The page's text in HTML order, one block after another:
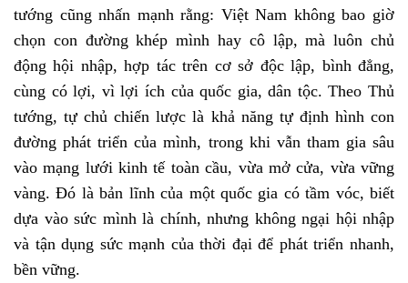
tướng cũng nhấn mạnh rằng: Việt Nam không bao giờ
chọn con đường khép mình hay cô lập, mà luôn chủ
động hội nhập, hợp tác trên cơ sở độc lập, bình đẳng,
cùng có lợi, vì lợi ích của quốc gia, dân tộc. Theo Thủ
tướng, tự chủ chiến lược là khả năng tự định hình con
đường phát triển của mình, trong khi vẫn tham gia sâu
vào mạng lưới kinh tế toàn cầu, vừa mở cửa, vừa vững
vàng. Đó là bản lĩnh của một quốc gia có tầm vóc, biết
dựa vào sức mình là chính, nhưng không ngại hội nhập
và tận dụng sức mạnh của thời đại để phát triển nhanh,
bền vững.